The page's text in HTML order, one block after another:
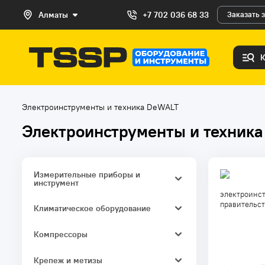
Алматы +7 702 036 68 33 Заказать
Электроинструменты и техника DeWALT
Электроинструменты и
Измерительные приборы и
инструмент
Штанги, штативы и треноги
Климатическое оборудование
Компрессоры
Крепеж и метизы